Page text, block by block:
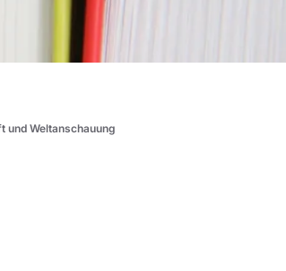
und Weltanschauung